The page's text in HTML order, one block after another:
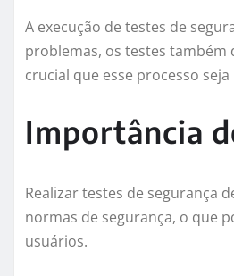
A execução de testes de
problemas, os testes também
crucial que esse processo
Importância
Realizar testes de segurança
normas de segurança, o que
usuários.